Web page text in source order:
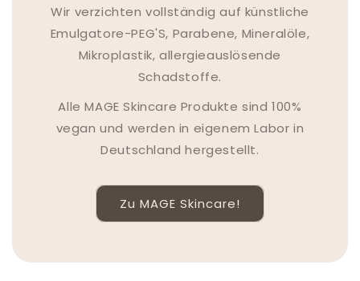
Wir verzichten vollständig auf künstliche
Emulgatore-PEG'S, Parabene, Mineralöle,
Mikroplastik, allergieauslösende
Schadstoffe.
Alle MAGE Skincare Produkte sind 100%
vegan und werden in eigenem Labor in
Deutschland hergestellt.
Zu MAGE Skincare!